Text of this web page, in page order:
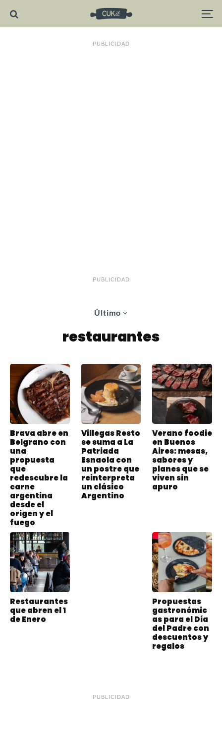
PUBLICIDAD
PUBLICIDAD
Último
restaurantes
Brava abre en
Belgrano con
una
propuesta
que
redescubre la
carne
argentina
desde el
origen y el
fuego
Villegas Resto
se suma a La
Patriada
Esnaola con
un postre que
reinterpreta
un clásico
Argentino
Verano foodie
en Buenos
Aires: mesas,
sabores y
planes que se
viven sin
apuro
Restaurantes
que abren el 1
de Enero
Propuestas
gastronómic
as para el Día
del Padre con
descuentos y
regalos
PUBLICIDAD